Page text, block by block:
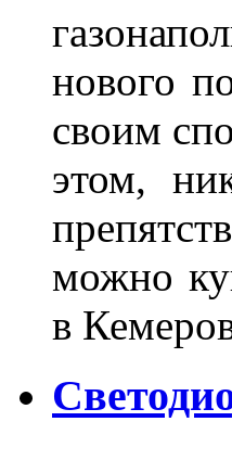
нового
своим
этом,
можно
в